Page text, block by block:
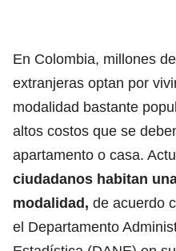
En Colombia, millones
extranjeras optan por
modalidad bastante
altos costos que se
apartamento o casa.
ciudadanos habitan
modalidad, de acuerdo
el Departamento